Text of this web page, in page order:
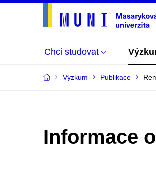
Chci studovat
Výzkum Publikace
Informace